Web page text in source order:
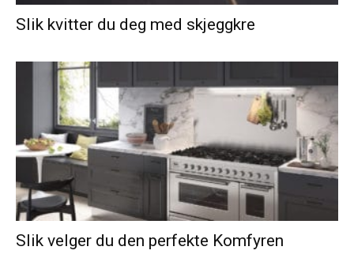
Slik kvitter du deg med skjeggkre
Slik velger du den perfekte Komfyren